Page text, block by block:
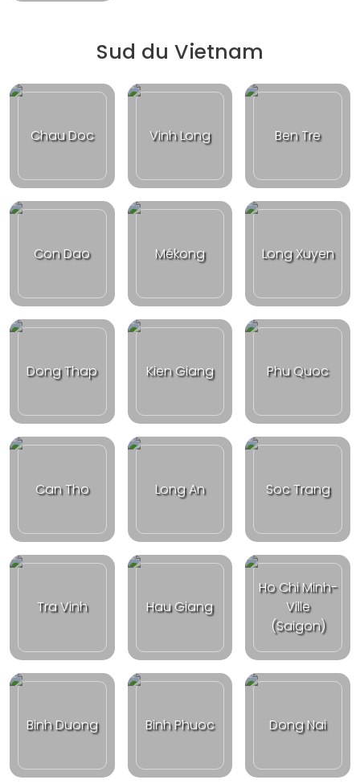
Sud du Vietnam
Chau Doc Vinh Long Ben Tre
Con Dao Mékong Long Xuyen
Dong Thap Kien Giang Phu Quoc
Can Tho Long An Soc Trang
Tra Vinh Hau Giang
Ho Chi Minh-
Ville
(Saigon)
Binh Duong Binh Phuoc Dong Nai